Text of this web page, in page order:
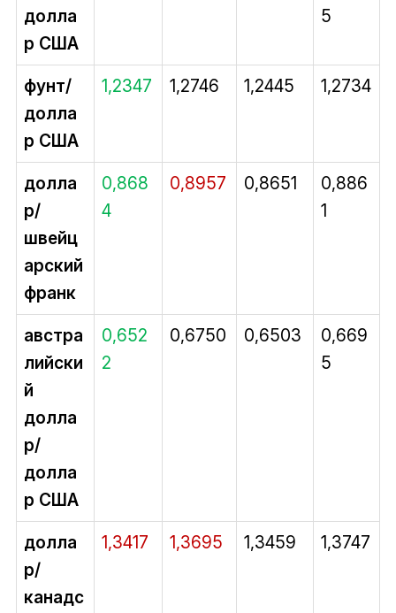
долла
р США
5
фунт/
долла
р США
1,2347 1,2746 1,2445 1,2734
долла
р/
швейц
арский
франк
0,868
4
0,8957 0,8651
0,886
1
австра
лийски
й
долла
р/
долла
р США
0,652
2
0,6750 0,6503
0,669
5
долла
р/
канадс
1,3417 1,3695 1,3459 1,3747